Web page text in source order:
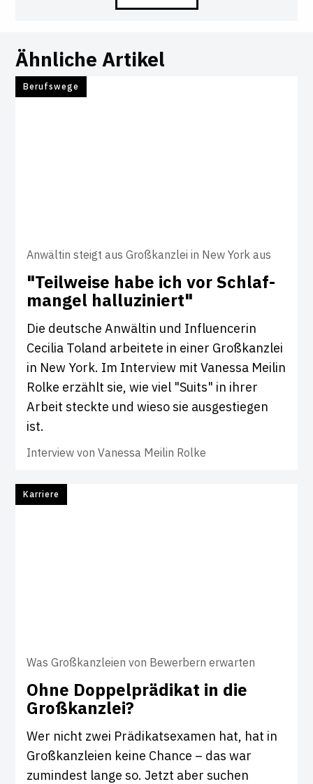
Ähnliche Artikel
Berufswege
Anwältin steigt aus Großkanzlei in New York aus
"Teil­weise habe ich vor Schlaf­
mangel hal­lu­zi­niert"
Die deutsche Anwältin und Influencerin
Cecilia Toland arbeitete in einer Großkanzlei
in New York. Im Interview mit Vanessa Meilin
Rolke erzählt sie, wie viel "Suits" in ihrer
Arbeit steckte und wieso sie ausgestiegen
ist.
Interview von Vanessa Meilin Rolke
Karriere
Was Großkanzleien von Bewerbern erwarten
Ohne Dop­pel­prä­d­ikat in die
Groß­kanzlei?
Wer nicht zwei Prädikatsexamen hat, hat in
Großkanzleien keine Chance – das war
zumindest lange so. Jetzt aber suchen